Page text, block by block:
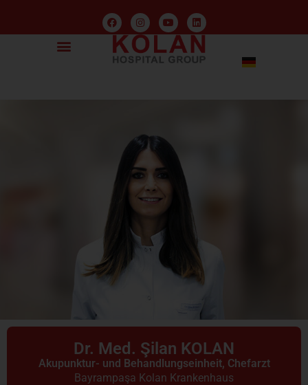
Dr. Med. Şilan KOLAN
Akupunktur- und Behandlungseinheit, Chefarzt
Bayrampaşa Kolan Krankenhaus